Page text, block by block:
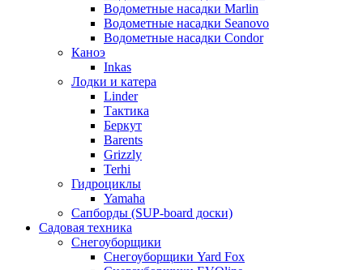
Водометные насадки Marlin
Водометные насадки Seanovo
Водометные насадки Condor
Каноэ
Inkas
Лодки и катера
Linder
Тактика
Беркут
Barents
Grizzly
Terhi
Гидроциклы
Yamaha
Сапборды (SUP-board доски)
Садовая техника
Снегоуборщики
Снегоуборщики Yard Fox